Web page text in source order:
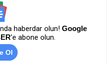
haberdar olun! Google
'e abone olun.
Ol